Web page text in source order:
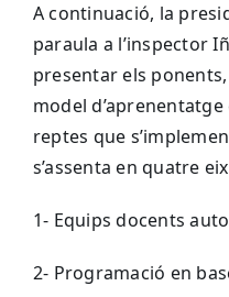
A continuació, la
paraula a l’inspector
presentar els
model
reptes que
s’assenta en quatre
1- Equips docents
2- Programació en